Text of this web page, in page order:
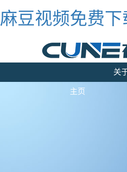
麻豆视频免费
主页
关